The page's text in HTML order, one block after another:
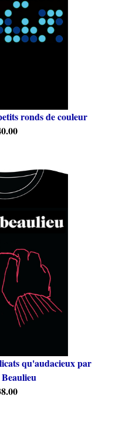
ronds de couleur
qu'audacieux par